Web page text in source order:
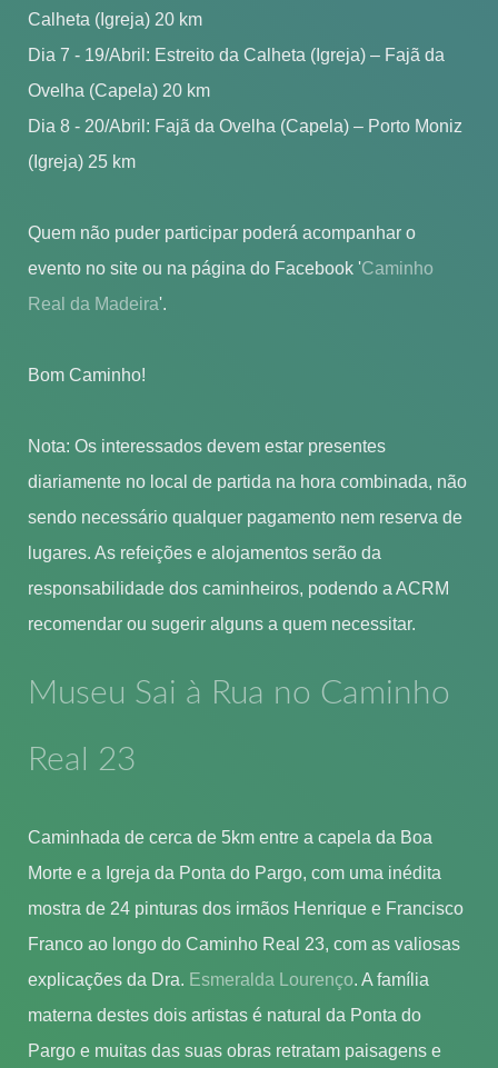
Calheta (Igreja) 20 km
Dia 7 - 19/Abril: Estreito da Calheta (Igreja) – Fajã da
Ovelha (Capela) 20 km
Dia 8 - 20/Abril: Fajã da Ovelha (Capela) – Porto Moniz
(Igreja) 25 km
Quem não puder participar poderá acompanhar o
evento no site ou na página do Facebook 'Caminho
Real da Madeira'.
Bom Caminho!
Nota: Os interessados devem estar presentes
diariamente no local de partida na hora combinada, não
sendo necessário qualquer pagamento nem reserva de
lugares. As refeições e alojamentos serão da
responsabilidade dos caminheiros, podendo a ACRM
recomendar ou sugerir alguns a quem necessitar.
Museu Sai à Rua no Caminho
Real 23
Caminhada de cerca de 5km entre a capela da Boa
Morte e a Igreja da Ponta do Pargo, com uma inédita
mostra de 24 pinturas dos irmãos Henrique e Francisco
Franco ao longo do Caminho Real 23, com as valiosas
explicações da Dra. Esmeralda Lourenço. A família
materna destes dois artistas é natural da Ponta do
Pargo e muitas das suas obras retratam paisagens e